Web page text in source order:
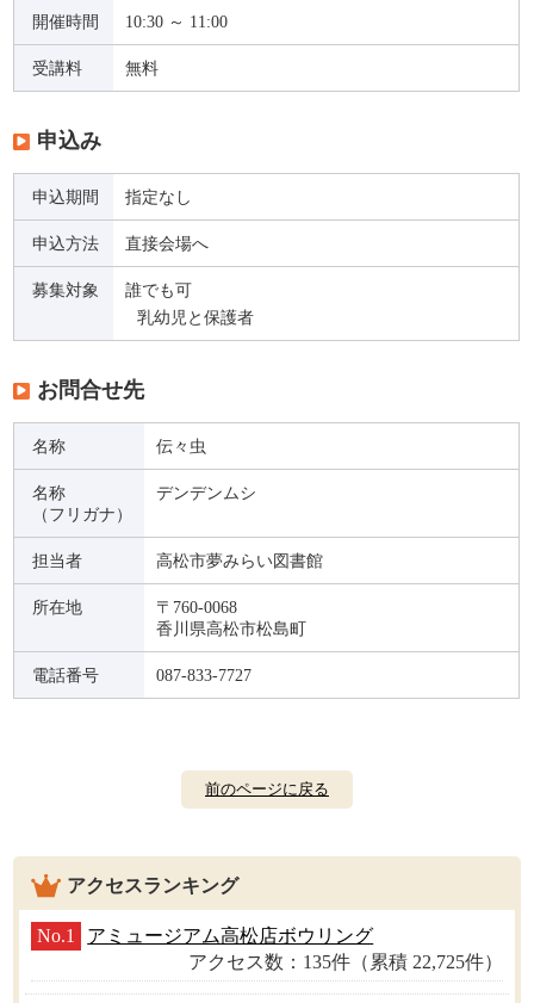
開催時間 10:30 ～ 11:00
受講料 無料
申込み
申込期間 指定なし
申込方法 直接会場へ
募集対象
誰でも可
乳幼児と保護者
お問合せ先
名称 伝々虫
名称
（フリガナ）
デンデンムシ
担当者 高松市夢みらい図書館
所在地
〒760-0068
香川県高松市松島町
電話番号 087-833-7727
前のページに戻る
アクセスランキング
No.1
アミュージアム高松店ボウリング
アクセス数：135件（累積 22,725件）